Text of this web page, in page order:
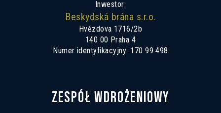
ZESPÓŁ WDROŻENIOWY
Inwestor:
Beskydská brána s.r.o.
Hvězdova 1716/2b
140 00 Praha 4
Numer identyfikacyjny: 170 99 498